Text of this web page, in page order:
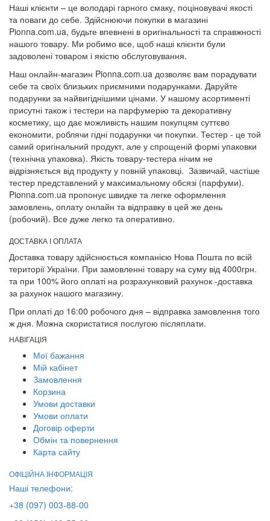
Наші клієнти – це володарі гарного смаку, поціновувачі якості
та поваги до себе. Здійснюючи покупки в магазині
Pionna.com.ua, будьте впевнені в оригінальності та справжності
нашого товару. Ми робимо все, щоб наші клієнти були
задоволені товаром і якістю обслуговування.
Наш онлайн-магазин Pionna.com.ua дозволяє вам порадувати
себе та своїх близьких приємними подарунками. Даруйте
подарунки за найвигіднішими цінами. У нашому асортименті
присутні також і тестери на парфумерію та декоративну
косметику, що дає можливість нашим покупцям суттєво
економити, роблячи гідні подарунки чи покупки. Тестер - це той
самий оригінальний продукт, але у спрощеній формі упаковки
(технічна упаковка). Якість товару-тестера нічим не
відрізняється від продукту у повній упаковці. Зазвичай, частіше
тестер представлений у максимальному обсязі (парфуми).
Pionna.com.ua пропонує швидке та легке оформлення
замовлень, оплату онлайн та відправку в цей же день
(робочий). Все дуже легко та оперативно.
ДОСТАВКА І ОПЛАТА
Доставка товару здійснюється компанією Нова Пошта по всій
території України. При замовленні товару на суму від 4000грн.
та при 100% його оплаті на розрахунковий рахунок -доставка
за рахунок нашого магазину.
При оплаті до 16:00 робочого дня – відправка замовлення того
ж дня. Можна скористатися послугою післяплати.
НАВІГАЦІЯ
Мої бажання
Мій кабінет
Замовлення
Корзина
Умови доставки
Умови оплати
Договір оферти
Обмін та повернення
Карта сайту
ОФІЦІЙНА ІНФОРМАЦІЯ
Наші телефони:
+38 (097) 003-88-00